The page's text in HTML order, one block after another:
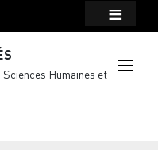
Humaines et